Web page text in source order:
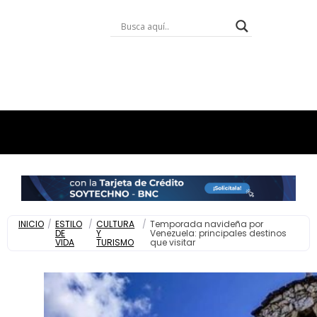
INICIO / ESTILO
DE
VIDA
/ CULTURA
Y
TURISMO
/ Temporada navideña por
Venezuela: principales destinos
que visitar